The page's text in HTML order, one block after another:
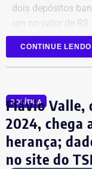
dois depósitos
um no valor de R$
mantidos em
A tenente-coronel
em bens, relativos
CONTINUE LENDO
POLÍTICA
Flávio Valle,
2024, chega
herança;
no site do